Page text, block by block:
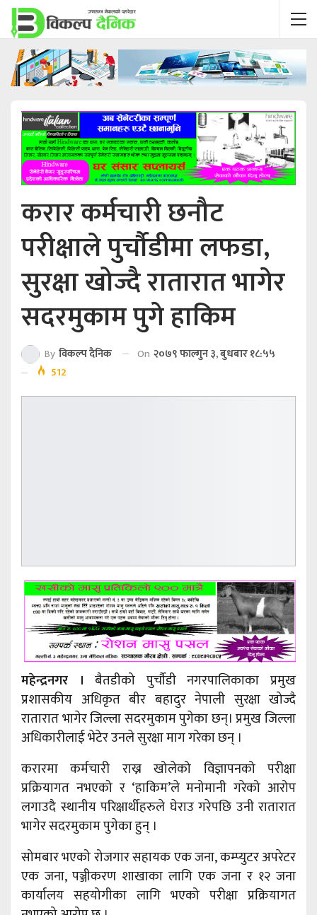
करार कर्मचारी छनौट
परीक्षाले पुर्चौडीमा लफडा,
सुरक्षा खोज्दै रातारात भागेर
सदरमुकाम पुगे हाकिम
By विकल्प दैनिक On २०७९ फाल्गुन ३, बुधबार १८:५५
512
महेन्द्रनगर । बैतडीको पुर्चौडी नगरपालिकाका प्रमुख
प्रशासकीय अधिकृत बीर बहादुर नेपाली सुरक्षा खोज्दै
रातारात भागेर जिल्ला सदरमुकाम पुगेका छन्। प्रमुख जिल्ला
अधिकारीलाई भेटेर उनले सुरक्षा माग गरेका छन् ।
करारमा कर्मचारी राख्न खोलेको विज्ञापनको परीक्षा
प्रक्रियागत नभएको र ‘हाकिम’ले मनोमानी गरेको आरोप
लगाउदै स्थानीय परिक्षार्थीहरुले घेराउ गरेपछि उनी रातारात
भागेर सदरमुकाम पुगेका हुन् ।
सोमबार भएको रोजगार सहायक एक जना, कम्प्युटर अपरेटर
एक जना, पञ्जीकरण शाखाका लागि एक जना र १२ जना
कार्यालय सहयोगीका लागि भएको परीक्षा प्रक्रियागत